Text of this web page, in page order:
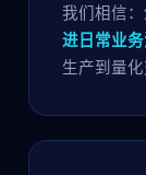
我们相信：
进日常业务
生产到量